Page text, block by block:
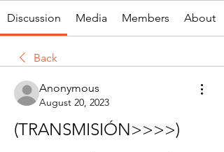
Discussion Media Members About
Back
Anonymous
August 20, 2023
(TRANSMISIÓN>>>>)